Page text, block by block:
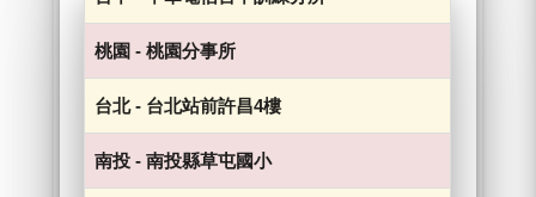
桃園 - 桃園分事所
台北 - 台北站前許昌4樓
南投 - 南投縣草屯國小